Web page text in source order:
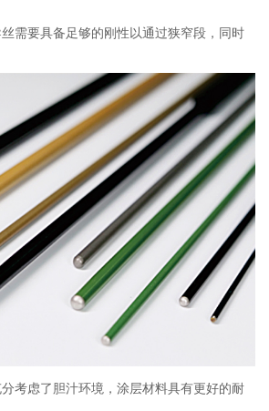
需要具备足够的刚性以通过狭窄段，同时
考虑了胆汁环境，涂层材料具有更好的耐